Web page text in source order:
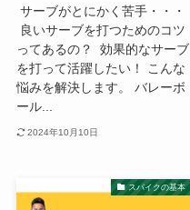
サーブがとにかく苦手・・・
良いサーブを打つためのコツ
ってあるの？ 効果的なサーブ
を打って活躍したい！ こんな
悩みを解決します。 バレーボ
ール...
2024年10月10日
スパイクの基本